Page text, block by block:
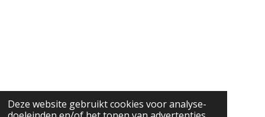
Deze website gebruikt cookies voor analyse-